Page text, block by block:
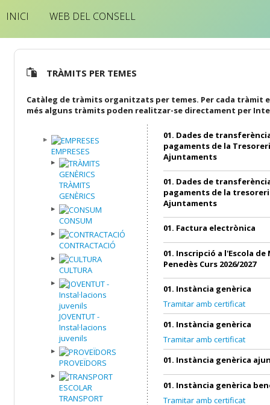
INICI WEB DEL CONSELL
TRÀMITS PER TEMES
Catàleg de tràmits organitzats per temes. Per cada tràmit
més alguns tràmits poden realitzar-se directament per
EMPRESES
TRÀMITS
GENÈRICS
CONSUM
CONTRACTACIÓ
CULTURA
JOVENTUT -
Instal·lacions
juvenils
PROVEÏDORS
TRANSPORT
01. Dades de
pagaments de la
Ajuntaments
01. Dades de
pagaments de la
Ajuntaments
01. Factura electrònica
01. Inscripció a l'Escola
Penedès Curs 2026/2027
01. Instància genèrica
Tramitar amb certificat
01. Instància genèrica
Tramitar amb certificat
01. Instància genèrica
01. Instància genèrica
Tramitar amb certificat